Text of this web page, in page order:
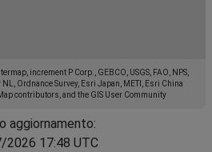
increment P Corp., GEBCO, USGS, FAO, NPS,
Ordnance Survey, Esri Japan, METI, Esri China
contributors, and the GIS User Community
aggiornamento:
2026 17:48 UTC